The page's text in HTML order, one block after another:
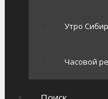
Утро
Часовой